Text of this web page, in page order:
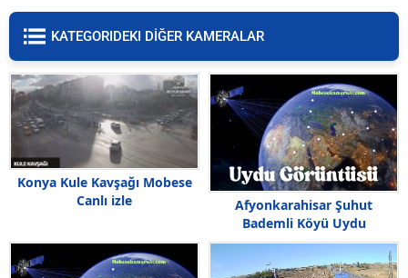
KATEGORIDEKI DİĞER KAMERALAR
Konya Kule Kavşağı Mobese
Canlı izle
Afyonkarahisar Şuhut
Bademli Köyü Uydu
Görüntüsü